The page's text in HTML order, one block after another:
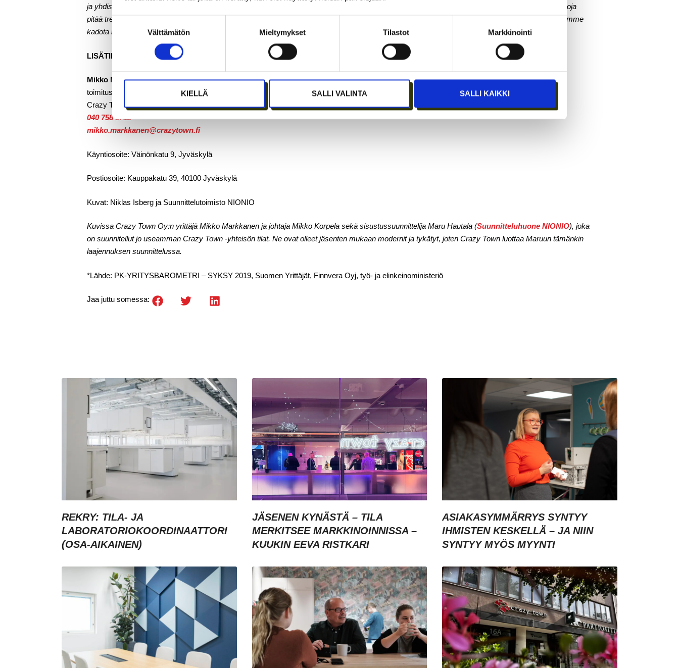
Suostumuksen
valinta
Välttämätön Mieltymykset Tilastot Markkinointi
KIELLÄ SALLI VALINTA SALLI KAIKKI
ja yhdistäminen coworking-konseptiin voisi olla erityinen voimavara nyt, kun työelämä on täynnä teknostressiä, keskeytyksiä tulee jatkuvasti ja aivoja
pitää treenata nopeiden muutosten alla. Meillä on jo inframme sekä tapojemme puolesta uudenlaista mallia vietäväksi ulkomaillekin. Toivottavasti emme
kadota koulussa opittua välituntia ja happihyppelyä työelämässä vaan huomaamme sen arvon uudestaan
, Nenonen sanoo.
LISÄTIETOA
Mikko Markkanen
toimitusjohtaja, yrittäjä
Crazy Town Oy
040 758 8712
mikko.markkanen@crazytown.fi
Käyntiosoite: Väinönkatu 9, Jyväskylä
Postiosoite: Kauppakatu 39, 40100 Jyväskylä
Kuvat: Niklas Isberg ja Suunnittelutoimisto NIONIO
Kuvissa Crazy Town Oy:n yrittäjä Mikko Markkanen ja johtaja Mikko Korpela sekä sisustussuunnittelija Maru Hautala (Suunnitteluhuone NIONIO), joka
on suunnitellut jo useamman Crazy Town -yhteisön tilat. Ne ovat olleet jäsenten mukaan modernit ja tykätyt, joten Crazy Town luottaa Maruun tämänkin
laajennuksen suunnittelussa.
*Lähde: PK-YRITYSBAROMETRI – SYKSY 2019, Suomen Yrittäjät, Finnvera Oyj, työ- ja elinkeinoministeriö
Jaa juttu somessa:
REKRY: TILA- JA
LABORATORIOKOORDINAATTORI
(OSA-AIKAINEN)
JÄSENEN KYNÄSTÄ – TILA
MERKITSEE MARKKINOINNISSA –
KUUKIN EEVA RISTKARI
ASIAKASYMMÄRRYS SYNTYY
IHMISTEN KESKELLÄ – JA NIIN
SYNTYY MYÖS MYYNTI